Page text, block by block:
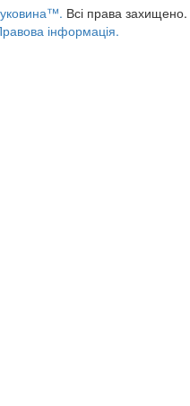
Всі права захищено.
інформація.